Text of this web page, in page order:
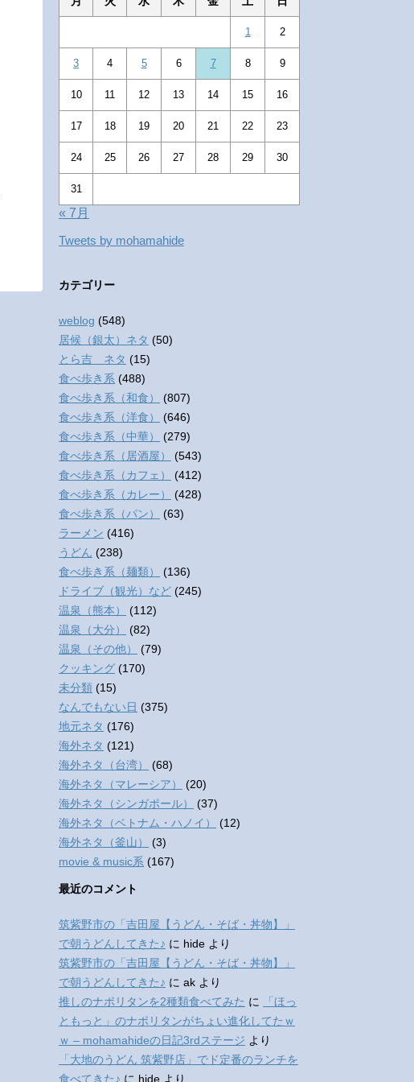
1 2
3 4 5 6 7 8 9
10 11 12 13 14 15 16
17 18 19 20 21 22 23
24 25 26 27 28 29 30
31
« 7月
Tweets by mohamahide
カテゴリー
weblog (548)
居候（銀太）ネタ (50)
とら吉 ネタ (15)
食べ歩き系 (488)
食べ歩き系（和食）
(807)
食べ歩き系（洋食）
(646)
食べ歩き系（中華）
(279)
食べ歩き系（居酒屋）
(543)
食べ歩き系（カフェ）
(412)
食べ歩き系（カレー）
(428)
食べ歩き系（パン）
(63)
ラーメン (416)
うどん (238)
食べ歩き系（麺類）
(136)
ドライブ（観光）など (245)
温泉（熊本）
(112)
温泉（大分）
(82)
温泉（その他）
(79)
クッキング (170)
未分類 (15)
なんでもない日 (375)
地元ネタ (176)
海外ネタ (121)
海外ネタ（台湾）
(68)
海外ネタ（マレーシア）
(20)
海外ネタ（シンガポール）
(37)
海外ネタ（ベトナム・ハノイ）
(12)
海外ネタ（釜山）
(3)
movie & music系 (167)
最近のコメント
筑紫野市の「吉田屋【うどん・そば・丼物】」
で朝うどんしてきた♪ に hide より
筑紫野市の「吉田屋【うどん・そば・丼物】」
で朝うどんしてきた♪ に ak より
推しのナポリタンを2種類食べてみた に
「ほっ
ともっと」のナポリタンがちょい進化してたｗ
ｗ – mohamahideの日記3rdステージ より
「大地のうどん 筑紫野店」でド定番のランチを
食べてきた♪ に hide より